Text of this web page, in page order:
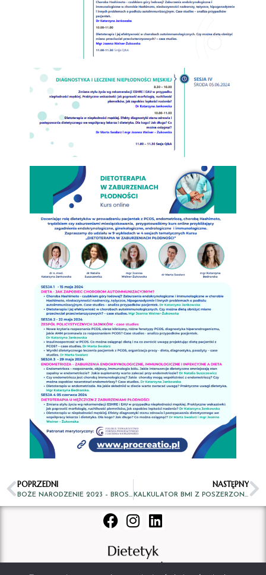
POPRZEDNI
BOŻE NARODZENIE 2023 – BROSZURKA I WEBINAR
NASTĘPNY
KALKULATOR BMI Z POSZERZONĄ KLASYFIKACJĄ